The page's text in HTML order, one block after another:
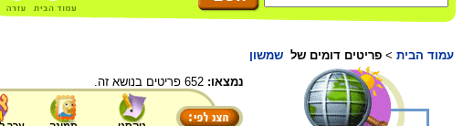
עמוד הבית > פריטים דומים של שמשון
נמצאו: